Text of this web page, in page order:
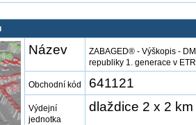
Název
ZABAGED® - Výškopis -
republiky 1. generace v
Obchodní kód 641121
Výdejní
jednotka
dlaždice 2 x 2 km